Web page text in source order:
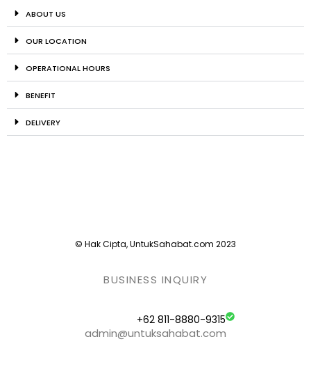
ABOUT US
OUR LOCATION
OPERATIONAL HOURS
BENEFIT
DELIVERY
© Hak Cipta, UntukSahabat.com 2023
BUSINESS INQUIRY
+62 811-8880-9315
admin@untuksahabat.com